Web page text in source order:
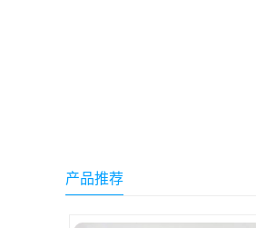
道康宁Dow Corning
产品推荐